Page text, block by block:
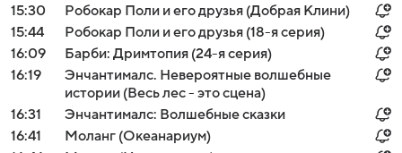
15:30
Робокар Поли и его друзья (Добрая Клини)
15:44
Робокар Поли и его друзья (18-я серия)
16:09
Барби: Дримтопия (24-я серия)
16:19
Энчантималс. Невероятные волшебные
истории (Весь лес - это сцена)
16:31
Энчантималс: Волшебные сказки
16:41
Моланг (Океанариум)